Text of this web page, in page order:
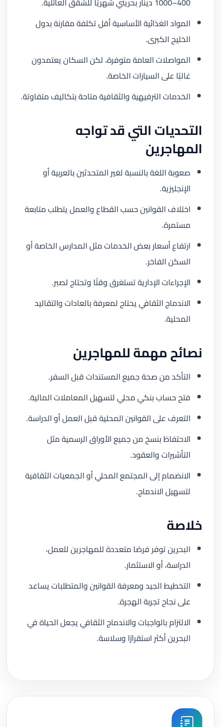
المواد الغذائية الأساسية أقل تكلفة مقارنة بدول
الخليج الكبرى.
المواصلات العامة متوفرة، لكن السكان يعتمدون
غالبًا على السيارات الخاصة.
الخدمات الترفيهية والثقافية متاحة بتكاليف متفاوتة.
التحديات التي قد تواجه
المهاجرين
صعوبة اللغة بالنسبة لغير المتحدثين بالعربية أو
الإنجليزية.
اختلاف القوانين حسب القطاع والعمل يتطلب متابعة
مستمرة.
ارتفاع أسعار بعض الخدمات مثل المدارس الخاصة أو
السكن الفاخر.
الإجراءات الإدارية تستغرق وقتًا وتحتاج لصبر.
الاندماج الثقافي يحتاج لمعرفة بالعادات والتقاليد
المحلية.
نصائح مهمة للمهاجرين
التأكد من صحة جميع المستندات قبل السفر.
فتح حساب بنكي محلي لتسهيل المعاملات المالية.
التعرف على القوانين المحلية قبل العمل أو الدراسة.
الاحتفاظ بنسخ من جميع الأوراق الرسمية مثل
التأشيرات والعقود.
الانضمام إلى المجتمع المحلي أو الجمعيات الثقافية
لتسهيل الاندماج.
خلاصة
البحرين توفر فرصًا متعددة للمهاجرين للعمل،
الدراسة، أو الاستثمار.
التخطيط الجيد ومعرفة القوانين والمتطلبات يساعد
على نجاح تجربة الهجرة.
الالتزام بالواجبات والاندماج الثقافي يجعل الحياة في
البحرين أكثر استقرارًا وسلاسة.